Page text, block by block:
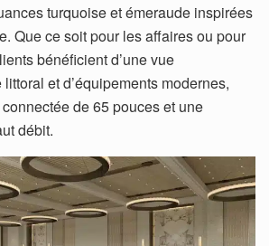
turquoise et émeraude inspirées
Que ce soit pour les affaires ou pour
bénéficient d’une vue
et d’équipements modernes,
de 65 pouces et une
débit.